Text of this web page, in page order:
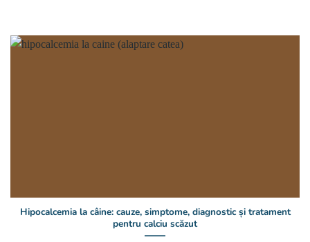
Hipocalcemia la câine: cauze, simptome, diagnostic și tratament
pentru calciu scăzut